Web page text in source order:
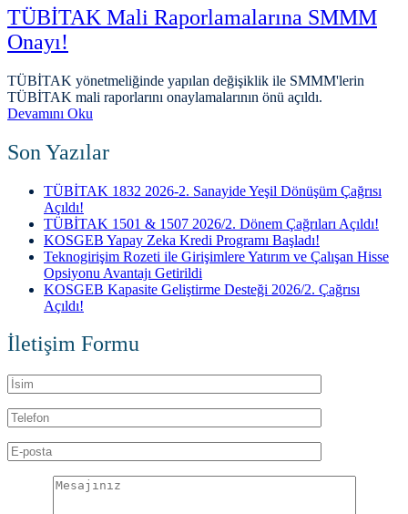
TÜBİTAK Mali Raporlamalarına SMMM
Onayı!
TÜBİTAK yönetmeliğinde yapılan değişiklik ile SMMM'lerin
TÜBİTAK mali raporlarını onaylamalarının önü açıldı.
Devamını Oku
Son Yazılar
TÜBİTAK 1832 2026-2. Sanayide Yeşil Dönüşüm Çağrısı
Açıldı!
TÜBİTAK 1501 & 1507 2026/2. Dönem Çağrıları Açıldı!
KOSGEB Yapay Zeka Kredi Programı Başladı!
Teknogirişim Rozeti ile Girişimlere Yatırım ve Çalışan Hisse
Opsiyonu Avantajı Getirildi
KOSGEB Kapasite Geliştirme Desteği 2026/2. Çağrısı
Açıldı!
İletişim Formu